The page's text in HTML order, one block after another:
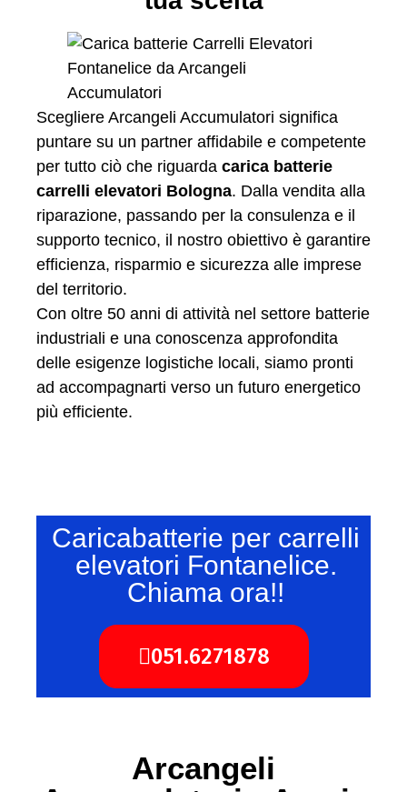
Scegliere Arcangeli Accumulatori significa
puntare su un partner affidabile e competente
per tutto ciò che riguarda carica batterie
carrelli elevatori Bologna. Dalla vendita alla
riparazione, passando per la consulenza e il
supporto tecnico, il nostro obiettivo è garantire
efficienza, risparmio e sicurezza alle imprese
del territorio.
Con oltre 50 anni di attività nel settore batterie
industriali e una conoscenza approfondita
delle esigenze logistiche locali, siamo pronti
ad accompagnarti verso un futuro energetico
più efficiente.
Caricabatterie per carrelli
elevatori Fontanelice.
Chiama ora!!
051.6271878
Arcangeli